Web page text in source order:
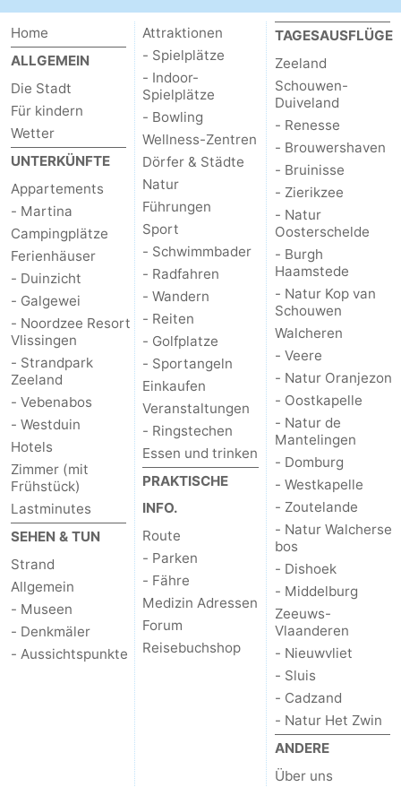
Home
ALLGEMEIN
Die Stadt
Für kindern
Wetter
UNTERKÜNFTE
Appartements
- Martina
Campingplätze
Ferienhäuser
- Duinzicht
- Galgewei
- Noordzee Resort
Vlissingen
- Strandpark
Zeeland
- Vebenabos
- Westduin
Hotels
Zimmer (mit
Frühstück)
Lastminutes
SEHEN & TUN
Strand
Allgemein
- Museen
- Denkmäler
- Aussichtspunkte
Attraktionen
- Spielplätze
- Indoor-
Spielplätze
- Bowling
Wellness-Zentren
Dörfer & Städte
Natur
Führungen
Sport
- Schwimmbader
- Radfahren
- Wandern
- Reiten
- Golfplatze
- Sportangeln
Einkaufen
Veranstaltungen
- Ringstechen
Essen und trinken
PRAKTISCHE
INFO.
Route
- Parken
- Fähre
Medizin Adressen
Forum
Reisebuchshop
TAGESAUSFLÜGE
Zeeland
Schouwen-
Duiveland
- Renesse
- Brouwershaven
- Bruinisse
- Zierikzee
- Natur
Oosterschelde
- Burgh
Haamstede
- Natur Kop van
Schouwen
Walcheren
- Veere
- Natur Oranjezon
- Oostkapelle
- Natur de
Mantelingen
- Domburg
- Westkapelle
- Zoutelande
- Natur Walcherse
bos
- Dishoek
- Middelburg
Zeeuws-
Vlaanderen
- Nieuwvliet
- Sluis
- Cadzand
- Natur Het Zwin
ANDERE
Über uns